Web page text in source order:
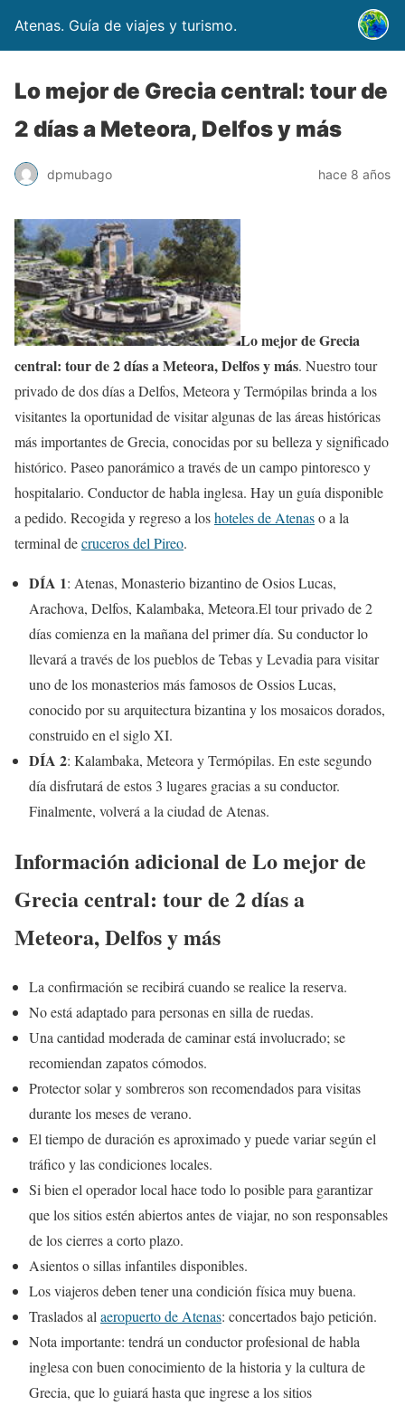
Atenas. Guía de viajes y turismo.
Lo mejor de Grecia central: tour de
2 días a Meteora, Delfos y más
dpmubago hace 8 años
Lo mejor de Grecia
central: tour de 2 días a Meteora, Delfos y más. Nuestro tour
privado de dos días a Delfos, Meteora y Termópilas brinda a los
visitantes la oportunidad de visitar algunas de las áreas históricas
más importantes de Grecia, conocidas por su belleza y significado
histórico. Paseo panorámico a través de un campo pintoresco y
hospitalario. Conductor de habla inglesa. Hay un guía disponible
a pedido. Recogida y regreso a loshoteles de Atenaso a la
terminal decruceros del Pireo.
DÍA 1: Atenas, Monasterio bizantino de Osios Lucas,
Arachova, Delfos, Kalambaka, Meteora.El tour privado de 2
días comienza en la mañana del primer día. Su conductor lo
llevará a través de los pueblos de Tebas y Levadia para visitar
uno de los monasterios más famosos de Ossios Lucas,
conocido por su arquitectura bizantina y los mosaicos dorados,
construido en el siglo XI.
DÍA 2: Kalambaka, Meteora y Termópilas. En este segundo
día disfrutará de estos 3 lugares gracias a su conductor.
Finalmente, volverá a la ciudad de Atenas.
Información adicional de Lo mejor de
Grecia central: tour de 2 días a
Meteora, Delfos y más
La confirmación se recibirá cuando se realice la reserva.
No está adaptado para personas en silla de ruedas.
Una cantidad moderada de caminar está involucrado; se
recomiendan zapatos cómodos.
Protector solar y sombreros son recomendados para visitas
durante los meses de verano.
El tiempo de duración es aproximado y puede variar según el
tráfico y las condiciones locales.
Si bien el operador local hace todo lo posible para garantizar
que los sitios estén abiertos antes de viajar, no son responsables
de los cierres a corto plazo.
Asientos o sillas infantiles disponibles.
Los viajeros deben tener una condición física muy buena.
Traslados al aeropuerto de Atenas: concertados bajo petición.
Nota importante: tendrá un conductor profesional de habla
inglesa con buen conocimiento de la historia y la cultura de
Grecia, que lo guiará hasta que ingrese a los sitios